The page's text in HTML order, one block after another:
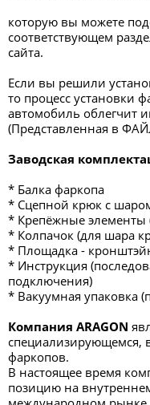
которую вы можете
соответствующем
сайта.
Если вы решили
то процесс установки
автомобиль облегчит
(Представленная в
Заводская
* Балка фаркопа
* Сцепной крюк с
* Крепёжные элементы
* Колпачок (для шара
* Площадка -
* Инструкция
подключения)
* Вакуумная упаковка
Компания ARAGON
специализирующемся,
фаркопов.
В настоящее время
позицию на